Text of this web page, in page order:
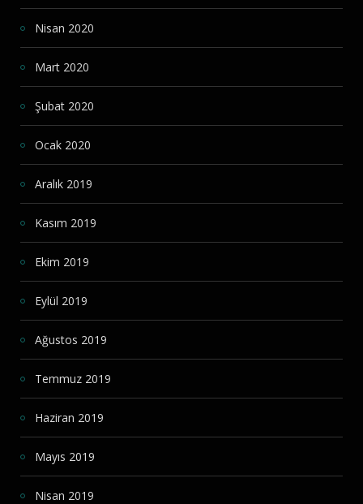
Nisan 2020
Mart 2020
Şubat 2020
Ocak 2020
Aralık 2019
Kasım 2019
Ekim 2019
Eylül 2019
Ağustos 2019
Temmuz 2019
Haziran 2019
Mayıs 2019
Nisan 2019